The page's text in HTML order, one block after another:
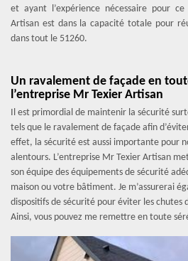
et ayant l’expérience nécessaire pour
Artisan est dans la capacité totale pour
dans tout le 51260.
Un ravalement de façade en
l’entreprise Mr Texier Artisan
Il est primordial de maintenir la sécurité
tels que le ravalement de façade afin
effet, la sécurité est aussi importante pour
alentours. L’entreprise Mr Texier Artisan
son équipe des équipements de sécurité
maison ou votre bâtiment. Je m’assurerai
dispositifs de sécurité pour éviter les chutes
Ainsi, vous pouvez me remettre en toute